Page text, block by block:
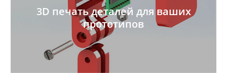
3D печать деталей для ваших
прототипов